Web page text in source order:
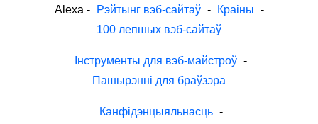
Alexa - Рэйтынг вэб-сайтаў - Краіны -
100 лепшых вэб-сайтаў
Інструменты для вэб-майстроў -
Пашырэнні для браўзэра
Канфідэнцыяльнасць -